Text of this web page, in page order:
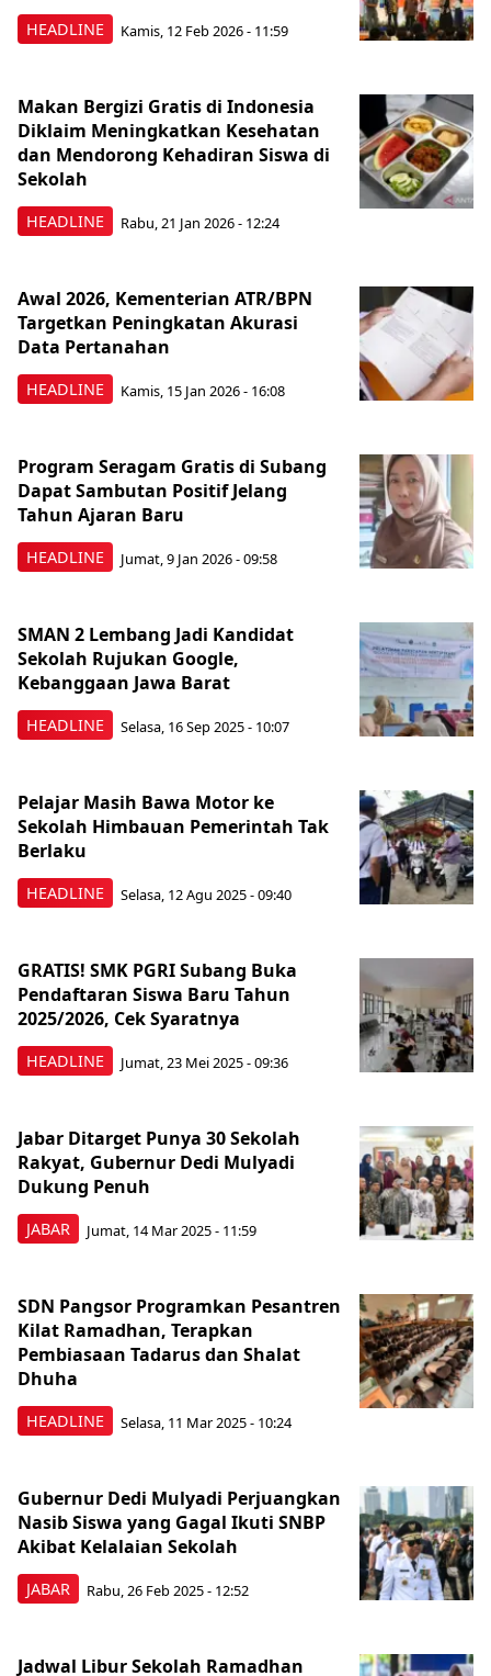
HEADLINE Kamis, 12 Feb 2026 - 11:59
HEADLINE
Makan Bergizi Gratis di Indonesia
Diklaim Meningkatkan Kesehatan
dan Mendorong Kehadiran Siswa di
Sekolah
Rabu, 21 Jan 2026 - 12:24
HEADLINE
Awal 2026, Kementerian ATR/BPN
Targetkan Peningkatan Akurasi
Data Pertanahan
Kamis, 15 Jan 2026 - 16:08
HEADLINE
Program Seragam Gratis di Subang
Dapat Sambutan Positif Jelang
Tahun Ajaran Baru
Jumat, 9 Jan 2026 - 09:58
HEADLINE
SMAN 2 Lembang Jadi Kandidat
Sekolah Rujukan Google,
Kebanggaan Jawa Barat
Selasa, 16 Sep 2025 - 10:07
HEADLINE
Pelajar Masih Bawa Motor ke
Sekolah Himbauan Pemerintah Tak
Berlaku
Selasa, 12 Agu 2025 - 09:40
HEADLINE
GRATIS! SMK PGRI Subang Buka
Pendaftaran Siswa Baru Tahun
2025/2026, Cek Syaratnya
Jumat, 23 Mei 2025 - 09:36
JABAR
Jabar Ditarget Punya 30 Sekolah
Rakyat, Gubernur Dedi Mulyadi
Dukung Penuh
Jumat, 14 Mar 2025 - 11:59
HEADLINE
SDN Pangsor Programkan Pesantren
Kilat Ramadhan, Terapkan
Pembiasaan Tadarus dan Shalat
Dhuha
Selasa, 11 Mar 2025 - 10:24
JABAR
Gubernur Dedi Mulyadi Perjuangkan
Nasib Siswa yang Gagal Ikuti SNBP
Akibat Kelalaian Sekolah
Rabu, 26 Feb 2025 - 12:52
Jadwal Libur Sekolah Ramadhan